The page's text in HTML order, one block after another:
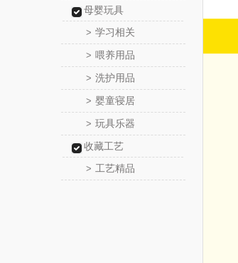
母婴玩具
> 学习相关
> 喂养用品
> 洗护用品
> 婴童寝居
> 玩具乐器
收藏工艺
> 工艺精品